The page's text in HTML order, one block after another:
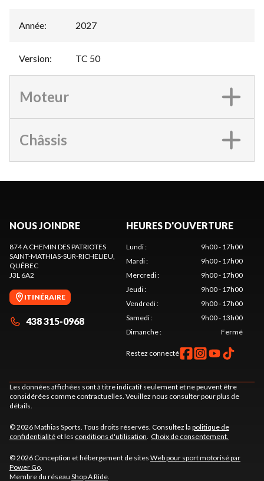
Année: 2027
Version: TC 50
Moteur
Châssis
NOUS JOINDRE
874 A CHEMIN DES PATRIOTES
SAINT-MATHIAS-SUR-RICHELIEU
QUÉBEC
J3L 6A2
ITINÉRAIRE
438 315-0968
HEURES D'OUVERTURE
Lundi:
9h00 - 17h00
Mardi:
9h00 - 17h00
Mercredi:
9h00 - 17h00
Jeudi:
9h00 - 17h00
Vendredi:
9h00 - 17h00
Samedi:
9h00 - 13h00
Dimanche: Fermé
Restez connecté
Les données affichées sont à titre indicatif seulement et ne peuvent être
considérées comme contractuelles. Veuillez nous consulter pour plus de
détails.
© 2026 Mathias Sports. Tous droits réservés. Consultez la politique de
confidentialité et les conditions d'utilisation Choix de consentement.
© 2026 Conception et hébergement de sites Web pour sport motorisé par
Power Go
Membre du réseau Shop A Ride